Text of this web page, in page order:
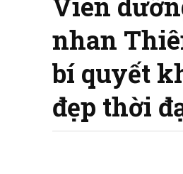
nhan
bí quyết
đẹp thời